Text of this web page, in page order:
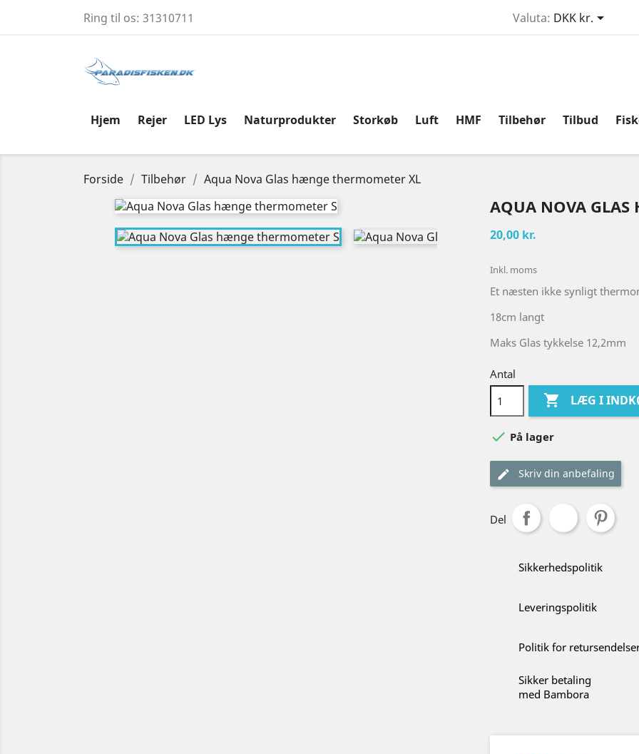
Ring til os: 31310711 Valuta: DKK kr.
Hjem Rejer LED Lys Naturprodukter Storkøb Luft HMF Tilbehør Tilbud
Forside Tilbehør Aqua Nova Glas hænge thermometer XL
AQUA NOVA GLAS
20,00 kr.
Inkl. moms
Et næsten ikke synligt
18cm langt
Maks Glas tykkelse 12,2mm
Antal
 LÆG I
 På lager
Skriv din anbefaling
Del
Sikkerhedspolitik
Leveringspolitik
Politik for
Sikker betaling
med Bambora